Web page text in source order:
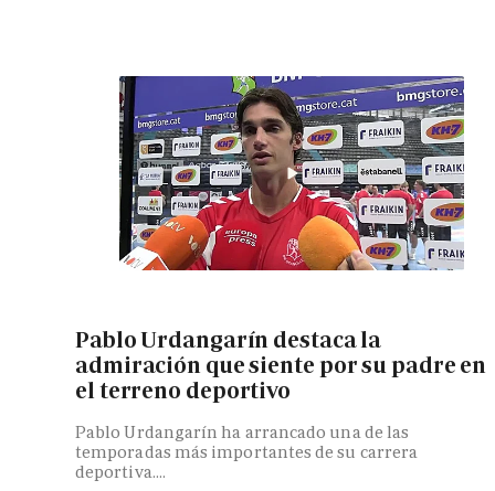
Pablo Urdangarín destaca la
admiración que siente por su padre en
el terreno deportivo
Pablo Urdangarín ha arrancado una de las
temporadas más importantes de su carrera
deportiva....